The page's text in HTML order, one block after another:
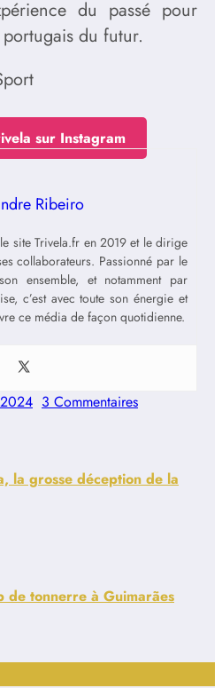
du passé pour
du futur.
sur Instagram
Ribeiro
site Trivela.fr en 2019 et le dirige
collaborateurs. Passionné par le
ensemble, et notamment par
c’est avec toute son énergie et
ce média de façon quotidienne.
3 Commentaires
la grosse déception de la
de tonnerre à Guimarães